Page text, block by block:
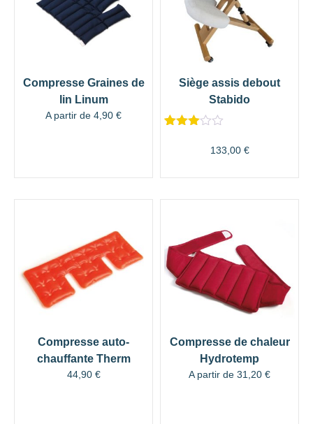
Compresse Graines de
lin Linum
A partir de 4,90 €
Siège assis debout
Stabido
sur
client
133,00 €
Compresse auto-
chauffante Therm
44,90 €
Compresse de chaleur
Hydrotemp
A partir de 31,20 €